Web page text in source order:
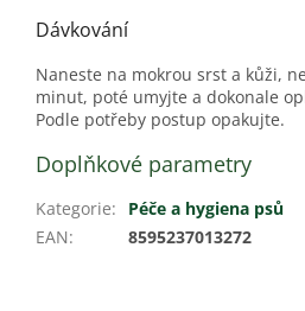
Dávkování
Naneste na mokrou srst a kůži,
minut, poté umyjte a dokonale
Podle potřeby postup opakujte.
Doplňkové parametry
Kategorie:
Péče a hygiena psů
EAN: 8595237013272